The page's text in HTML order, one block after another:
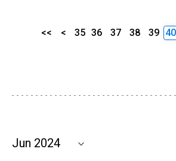
<< < 35 36 37 38 39 40